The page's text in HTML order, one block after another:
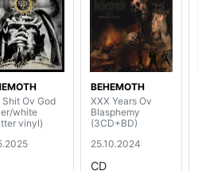
Shit Ov God
white
vinyl)
BEHEMOTH
XXX Years Ov
Blasphemy
(3CD+BD)
25.10.2024
CD